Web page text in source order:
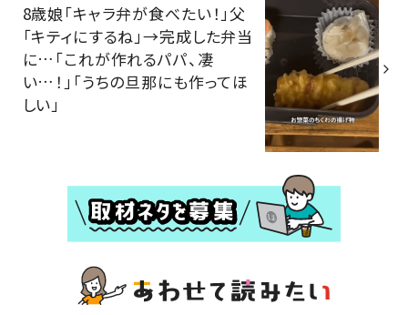
8歳娘「キャラ弁が食べたい！」父
「キティにするね」→完成した弁当
に…「これが作れるパパ、凄
い…！」「うちの旦那にも作ってほ
しい」